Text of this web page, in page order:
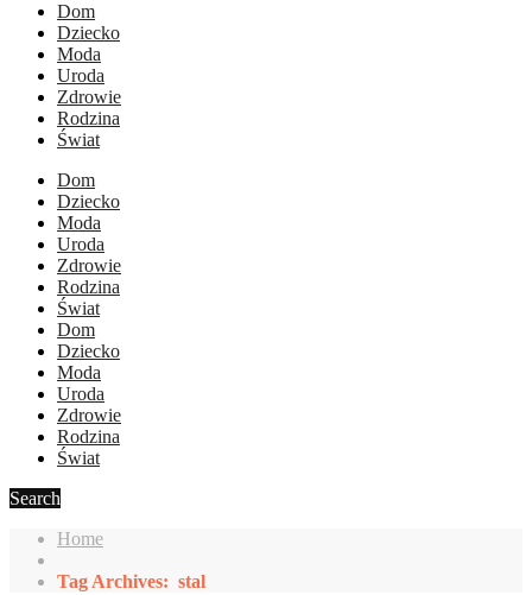
Dom
Dziecko
Moda
Uroda
Zdrowie
Rodzina
Świat
Dom
Dziecko
Moda
Uroda
Zdrowie
Rodzina
Świat
Dom
Dziecko
Moda
Uroda
Zdrowie
Rodzina
Świat
Search
Home
Tag Archives: stal